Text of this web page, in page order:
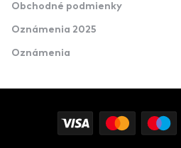
Obchodné podmienky
Oznámenia 2025
Oznámenia